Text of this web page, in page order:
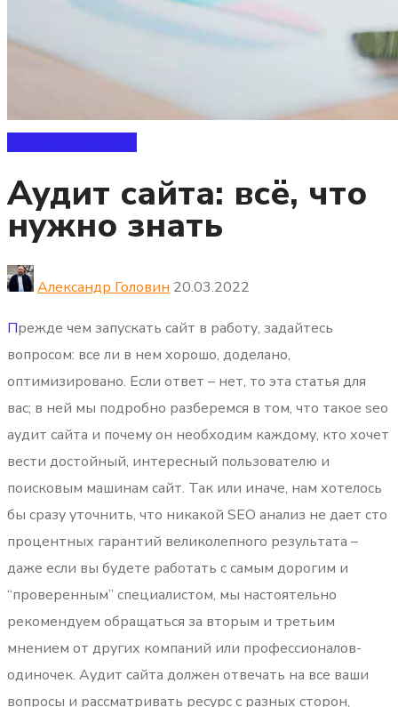
Аудит сайта: всё, что
нужно знать
Александр Головин 20.03.2022
Прежде чем запускать сайт в работу, задайтесь
вопросом: все ли в нем хорошо, доделано,
оптимизировано. Если ответ – нет, то эта статья для
вас; в ней мы подробно разберемся в том, что такое seo
аудит сайта и почему он необходим каждому, кто хочет
вести достойный, интересный пользователю и
поисковым машинам сайт. Так или иначе, нам хотелось
бы сразу уточнить, что никакой SEO анализ не дает сто
процентных гарантий великолепного результата –
даже если вы будете работать с самым дорогим и
“проверенным” специалистом, мы настоятельно
рекомендуем обращаться за вторым и третьим
мнением от других компаний или профессионалов-
одиночек. Аудит сайта должен отвечать на все ваши
вопросы и рассматривать ресурс с разных сторон,